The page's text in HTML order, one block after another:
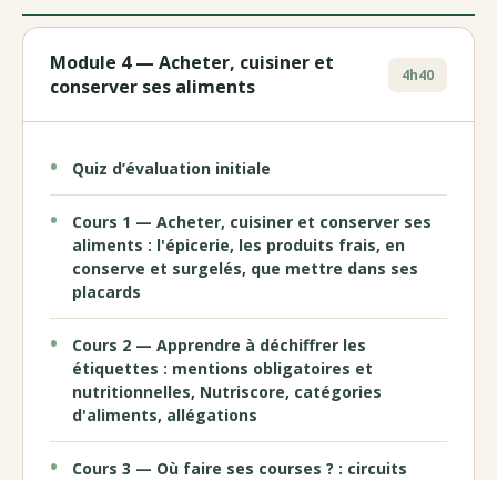
Module 4 — Acheter, cuisiner et
conserver ses aliments
4h40
Quiz d’évaluation initiale
Cours 1 — Acheter, cuisiner et conserver ses
aliments : l'épicerie, les produits frais, en
conserve et surgelés, que mettre dans ses
placards
Cours 2 — Apprendre à déchiffrer les
étiquettes : mentions obligatoires et
nutritionnelles, Nutriscore, catégories
d'aliments, allégations
Cours 3 — Où faire ses courses ? : circuits